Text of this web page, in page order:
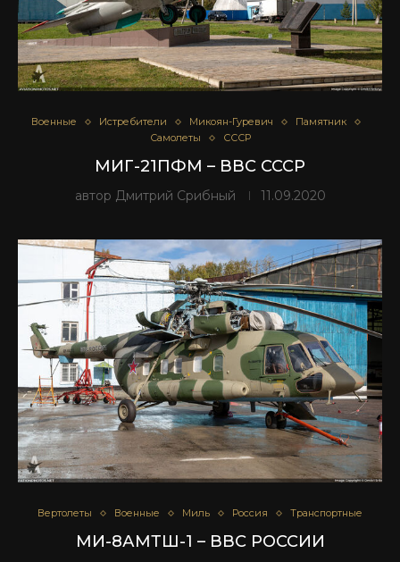
Военные Истребители Микоян-Гуревич
Памятник
Самолеты
СССР
МИГ-21ПФМ – ВВС СССР
автор Дмитрий Срибный 11.09.2020
Вертолеты Военные Миль Россия Транспортные
МИ-8АМТШ-1 – ВВС РОССИИ